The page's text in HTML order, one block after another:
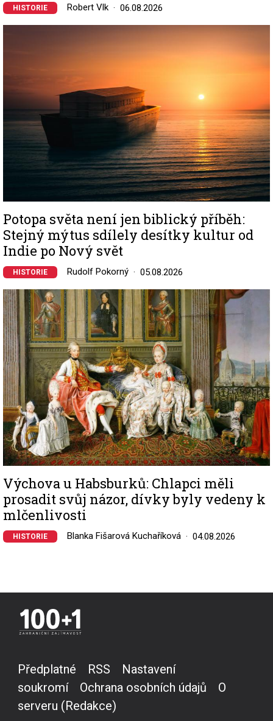
HISTORIE Robert Vlk 06.08.2026
Potopa světa není jen biblický příběh:
Stejný mýtus sdílely desítky kultur od
Indie po Nový svět
HISTORIE Rudolf Pokorný 05.08.2026
Image
Výchova u Habsburků: Chlapci měli
prosadit svůj názor, dívky byly vedeny k
mlčenlivosti
HISTORIE Blanka Fišarová Kuchaříková 04.08.2026
Předplatné RSS
Nastavení
soukromí
Ochrana osobních údajů
O
serveru (Redakce)